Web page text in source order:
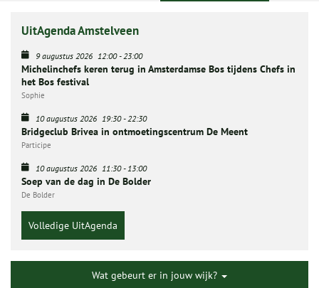
UitAgenda Amstelveen
9 augustus 2026 12:00-23:00
Michelinchefs keren terug in Amsterdamse Bos tijdens Chefs in
het Bos festival
Sophie
10 augustus 2026 19:30-22:30
Bridgeclub Brivea in ontmoetingscentrum De Meent
Participe
10 augustus 2026 11:30-13:00
Soep van de dag in De Bolder
De Bolder
Volledige UitAgenda
Wat gebeurt er in jouw wijk?